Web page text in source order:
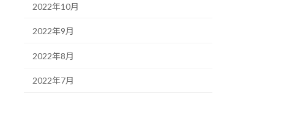
2022年10月
2022年9月
2022年8月
2022年7月